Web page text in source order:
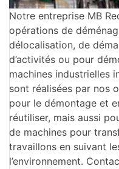
Notre entreprise MB
opérations de
délocalisation, de
d’activités ou pour
machines industrielles
sont réalisées par nos
pour le démontage et
réutiliser, mais aussi
de machines pour
travaillons en suivant
l’environnement.